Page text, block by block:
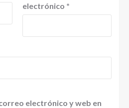
electrónico *
electrónico y web en